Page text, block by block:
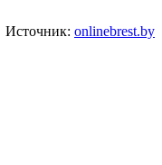
Источник: onlinebrest.by